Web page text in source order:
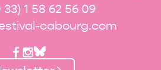
33) 1 58 62 56 09
cabourg.com